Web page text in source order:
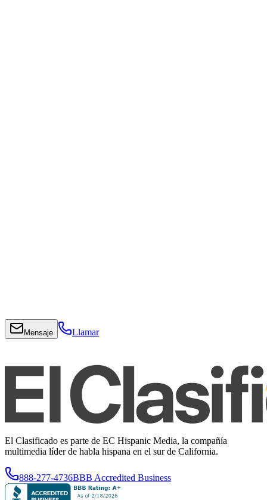
Mensaje Llamar
El Clasificado es parte de EC Hispanic Media, la compañía
multimedia líder de habla hispana en el sur de California.
888-277-4736BBB Accredited Business